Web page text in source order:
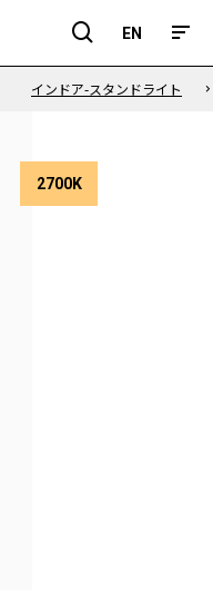
EN
EN
インドア-スタンドライト
2700K